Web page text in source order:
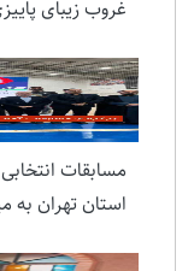
غروب زیبای
مسابقات
استان تهران به